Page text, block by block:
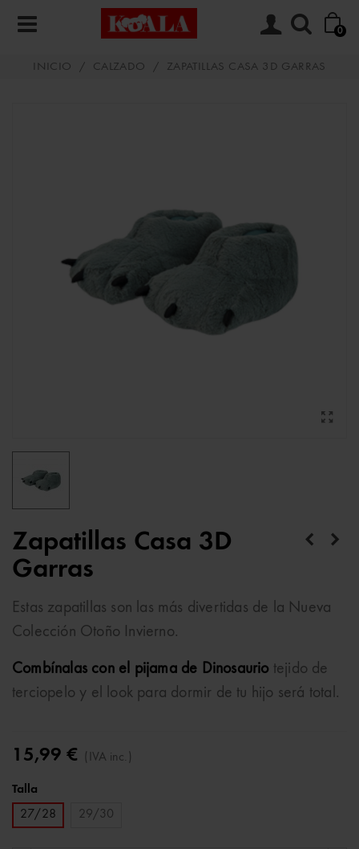
0
INICIO / CALZADO / ZAPATILLAS CASA 3D GARRAS
Zapatillas Casa 3D
Garras
Estas zapatillas son las más divertidas de la Nueva
Colección Otoño Invierno.
Combínalas con el pijama de Dinosaurio tejido de
terciopelo y el look para dormir de tu hijo será total.
15,99 € (IVA inc.)
Talla
27/28
29/30